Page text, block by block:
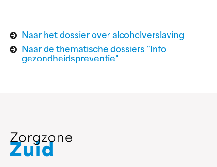
Naar het dossier over alcoholverslaving
Naar de thematische dossiers "Info
gezondheidspreventie"